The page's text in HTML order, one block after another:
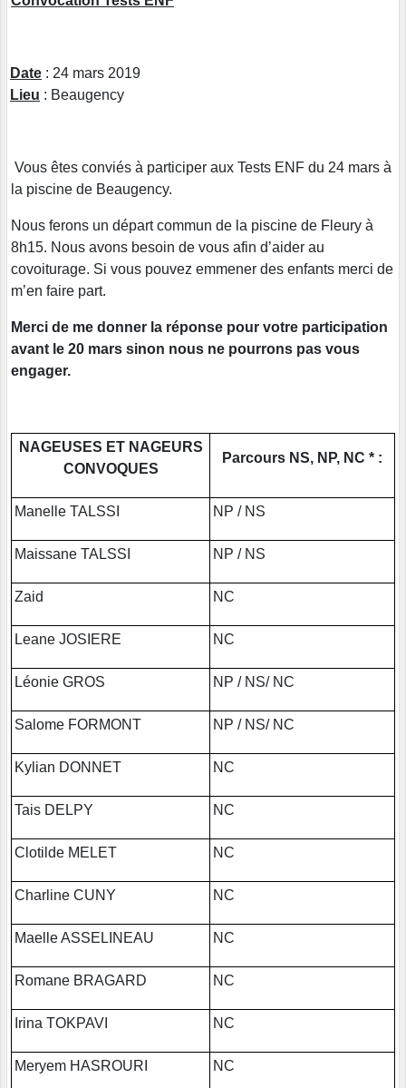
Date : 24 mars 2019
Lieu : Beaugency
Vous êtes conviés à participer aux Tests ENF du 24 mars à
la piscine de Beaugency.
Nous ferons un départ commun de la piscine de Fleury à
8h15. Nous avons besoin de vous afin d’aider au
covoiturage. Si vous pouvez emmener des enfants merci de
m’en faire part.
Merci de me donner la réponse pour votre participation
avant le 20 mars sinon nous ne pourrons pas vous
engager.
NAGEUSES ET NAGEURS
CONVOQUES
Parcours NS, NP, NC * :
Manelle TALSSI NP / NS
Maissane TALSSI NP / NS
Zaid NC
Leane JOSIERE NC
Léonie GROS NP / NS/ NC
Salome FORMONT NP / NS/ NC
Kylian DONNET NC
Tais DELPY NC
Clotilde MELET NC
Charline CUNY NC
Maelle ASSELINEAU NC
Romane BRAGARD NC
Irina TOKPAVI NC
Meryem HASROURI NC